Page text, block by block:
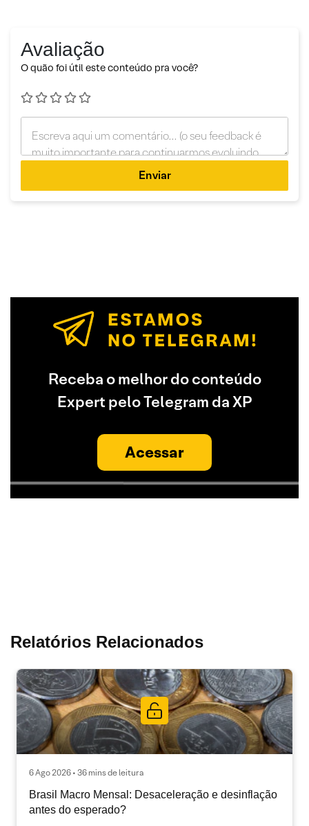
Avaliação
O quão foi útil este conteúdo pra você?
Enviar
Receba o melhor do conteúdo
Expert pelo Telegram da XP
Acessar
Relatórios Relacionados
6 Ago 2026 • 36 mins de leitura
Brasil Macro Mensal: Desaceleração e desinflação
antes do esperado?